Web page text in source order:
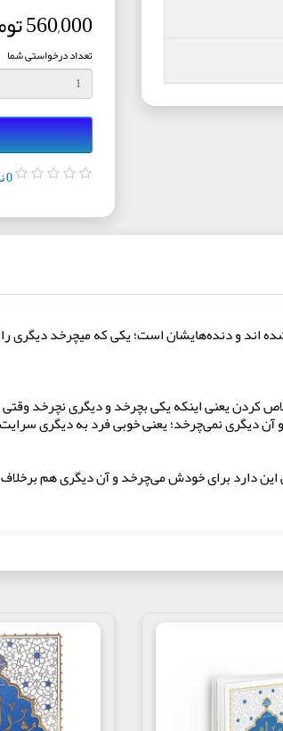
560,000 تومان
تعداد درخواستی شما
0 نظر
اند و دنده‌هایشان است؛ یکی که میچرخد دیگری
یعنی اینکه یکی بچرخد و دیگری نچرخد
دیگری نمی‌چرخد؛ یعنی خوبی فرد به دیگری
دارد برای خودش می‌چرخد و آن دیگری هم